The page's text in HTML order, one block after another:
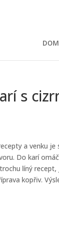
s
a venku
Do karí
líný
kopřiv.